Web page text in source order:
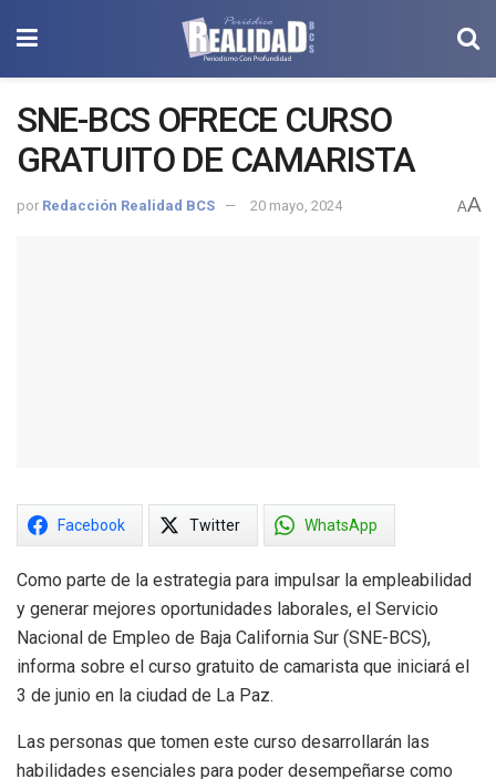
SNE-BCS OFRECE CURSO
GRATUITO DE CAMARISTA
por Redacción Realidad BCS 20 mayo, 2024 AA
Facebook Twitter WhatsApp
Como parte de la estrategia para impulsar la empleabilidad
y generar mejores oportunidades laborales, el Servicio
Nacional de Empleo de Baja California Sur (SNE-BCS),
informa sobre el curso gratuito de camarista que iniciará el
3 de junio en la ciudad de La Paz.
Las personas que tomen este curso desarrollarán las
habilidades esenciales para poder desempeñarse como